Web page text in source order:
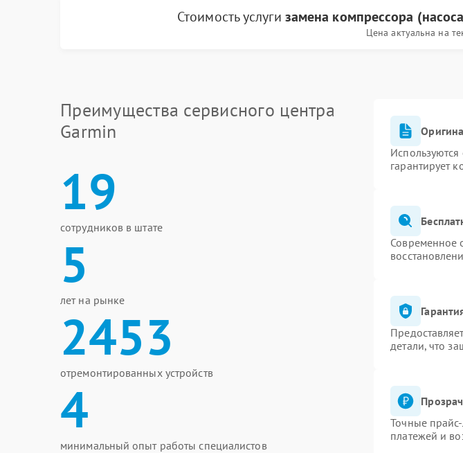
Стоимость услуги замена компрессора
Цена актуальна на
Преимущества сервисного центра
Garmin
19
сотрудников в штате
5
лет на рынке
2453
отремонтированных устройств
4
минимальный опыт работы специалистов
гарантирует
Современное
детали, что
Точные
платежей и